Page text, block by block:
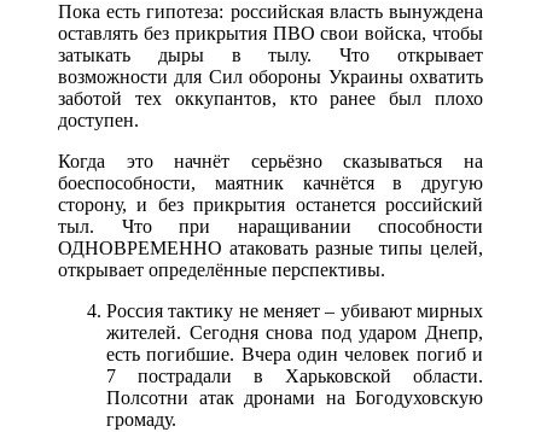
Пока есть гипотеза: российская власть вынуждена
оставлять без прикрытия ПВО свои войска, чтобы
затыкать дыры в тылу. Что открывает
возможности для Сил обороны Украины охватить
заботой тех оккупантов, кто ранее был плохо
доступен.
Когда это начнёт серьёзно сказываться на
боеспособности, маятник качнётся в другую
сторону, и без прикрытия останется российский
тыл. Что при наращивании способности
ОДНОВРЕМЕННО атаковать разные типы целей,
открывает определённые перспективы.
Россия тактику не меняет – убивают мирных
жителей. Сегодня снова под ударом Днепр,
есть погибшие. Вчера один человек погиб и
7 пострадали в Харьковской области.
Полсотни атак дронами на Богодуховскую
громаду.